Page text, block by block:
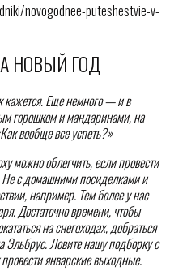
novogodnee-puteshestvie-v-
НОВЫЙ ГОД
кажется. Еще немного — и в
горошком и мандаринами, на
вообще все успеть?»
можно облегчить, если провести
с домашними посиделками и
например. Тем более у нас
Достаточно времени, чтобы
на снегоходах, добраться
Ловите нашу подборку с
январские выходные.